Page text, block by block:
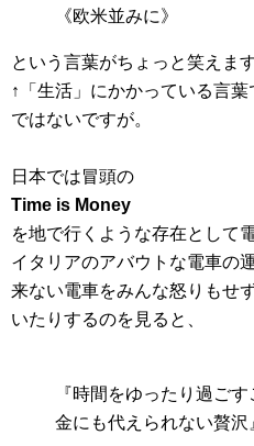
《欧米並みに》
という言葉がちょっと笑えま
↑「生活」にかかっている言
ではないですが。
日本では冒頭の
Time is Money
を地で行くような存在として
イタリアのアバウトな電車の
来ない電車をみんな怒りもせ
いたりするのを見ると、
『時間をゆったり過ご
金にも代えられない贅沢